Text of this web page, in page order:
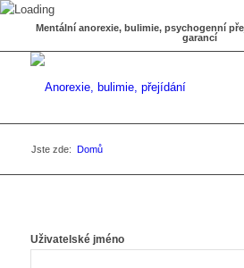
Mentální anorexie, bulimie, psychogenní
garancí
Jste zde: Domů
Uživatelské jméno